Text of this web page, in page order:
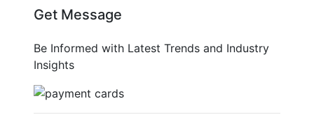
Get Message
Be Informed with Latest Trends and Industry
Insights